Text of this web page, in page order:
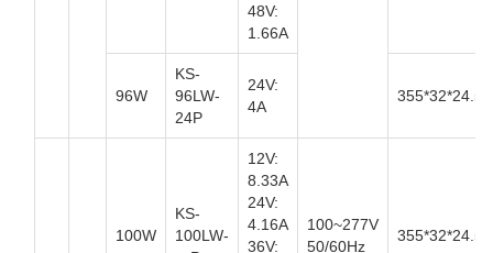
48V:
1.66A
96W
KS-
96LW-
24P
24V:
4A
100W
KS-
100LW-
12V:
8.33A
24V:
4.16A
36V:
100~277V
50/60Hz